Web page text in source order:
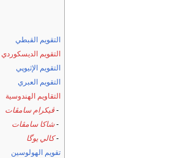
التقويم القبطي
التقويم الديسكوردي
التقويم الإثيوپي
التقويم العبري
التقاويم الهندوسية
- ڤيكرام سامڤات
-شاكا سامڤات
-كالي يوگا
تقويم الهولوسين